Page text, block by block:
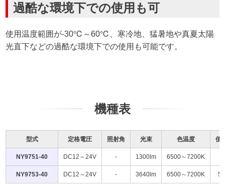
過酷な環境下での使用も可
使用温度範囲が-30℃～60℃、寒冷地、猛暑地や真夏太陽
光直下などの過酷な環境下での使用も可能です。
機種表
型式 定格電圧 照射角 光束 色温度 使
NY9751-40 DC12～24V - 1300lm 6500～7200K
NY9753-40 DC12～24V - 3640lm 6500～7200K